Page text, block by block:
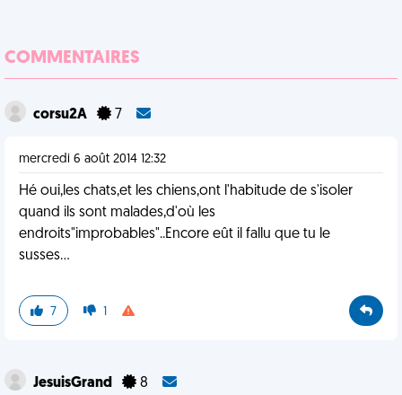
COMMENTAIRES
corsu2A 7
mercredi 6 août 2014 12:32
Hé oui,les chats,et les chiens,ont l'habitude de s'isoler
quand ils sont malades,d'où les
endroits"improbables"..Encore eût il fallu que tu le
susses...
7 1
JesuisGrand 8